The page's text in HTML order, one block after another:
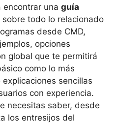
encontrar una guía
sobre todo lo relacionado
desde CMD,
opciones
global que te permitirá
como lo más
sencillas
con experiencia.
necesitas saber, desde
los entresijos del